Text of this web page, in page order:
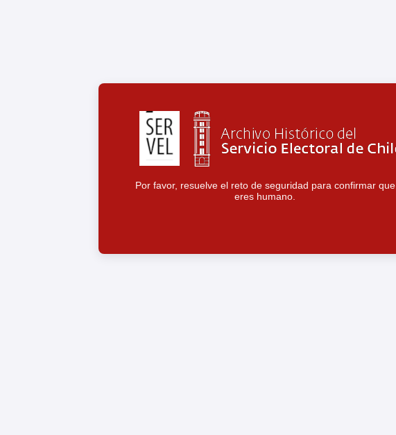
Por favor, resuelve el reto de seguridad para confirmar que
eres humano.